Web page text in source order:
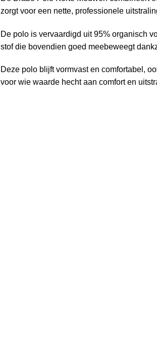
zorgt voor een nette, professionele
De polo is vervaardigd uit 95% organisch
stof die bovendien goed meebeweegt
Deze polo blijft vormvast en comfortabel,
voor wie waarde hecht aan comfort en